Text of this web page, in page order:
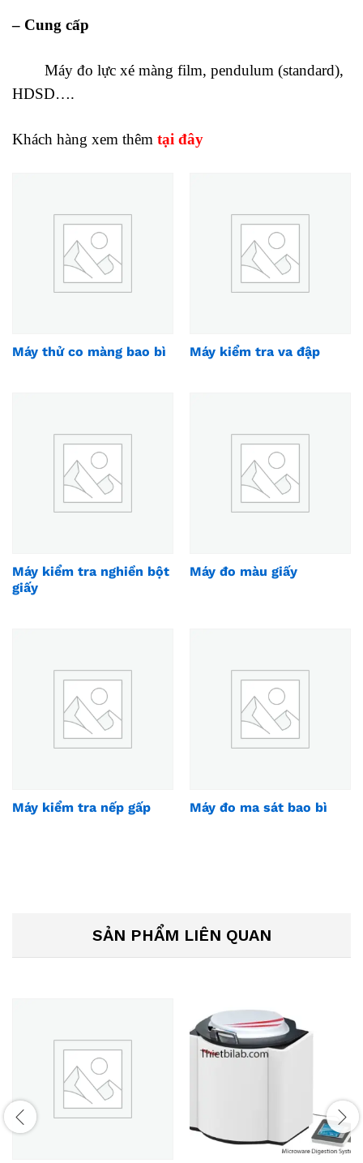
– Cung cấp
Máy đo lực xé màng film, pendulum (standard),
HDSD….
Khách hàng xem thêm tại đây
Máy thử co màng bao bì Máy kiểm tra va đập
Máy kiểm tra nghiền bột
giấy
Máy đo màu giấy
Máy kiểm tra nếp gấp Máy đo ma sát bao bì
SẢN PHẨM LIÊN QUAN